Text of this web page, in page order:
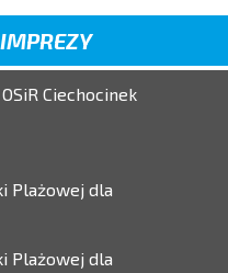
Ciechocinek
Plażowej dla
Plażowej dla